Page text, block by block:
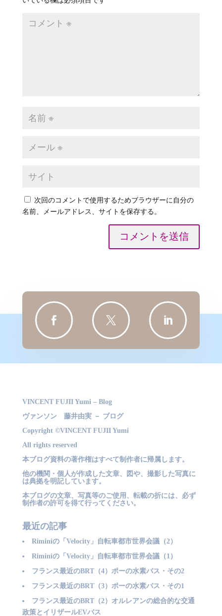
次回のコメントで使用するためブラウザーに自分の
名前、メールアドレス、サイトを保存する。
コメントを送信
  
VINCENT FUJII Yumi – Blog
ヴァンソン 藤井由実 － ブログ
Copyright ©VINCENT FUJII Yumi
All rights reserved
本ブログ資料の著作権はすべて制作者に帰属します。
他の機関・個人が作成した文章、図や、撮影した写真に
は典拠を明記しています。
本ブログの文章、写真等のご使用、転載の折には、必ず
制作者の許可を得て行ってください。
最近の記事
Riminiの「Velocity」自転車都市世界会議（2）
Riminiの「Velocity」自転車都市世界会議（1）
フランス最近のBRT（4）ポーの水素バス・その2
フランス最近のBRT（3）ポーの水素バス・その1
フランス最近のBRT（2）オルレアンの総合的な交通
政策とイリザールEVバス